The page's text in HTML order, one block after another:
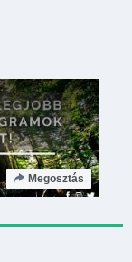
Megosztás